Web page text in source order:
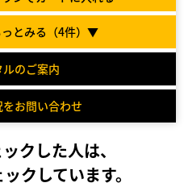
とみる（4件）▼
のご案内
お問い合わせ
クした人は、
クしています。